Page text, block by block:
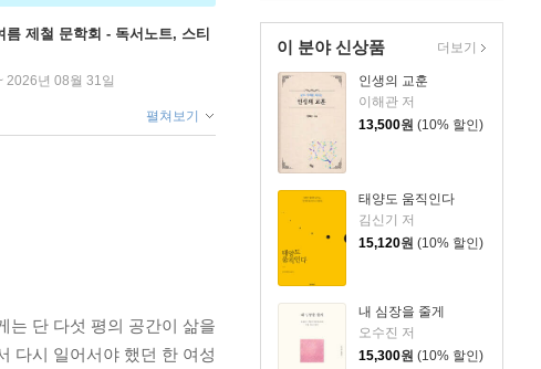
이 분야 신상품
인생의 교훈
이해관 저
13,500원 (10% 할인)
태양도 움직인다
김신기 저
15,120원 (10% 할인)
내 심장을 줄게
오수진 저
15,300원 (10% 할인)
더보기
름 제철 문학회 - 독서노트, 스티
2026년 08월 31일
펼쳐보기
는 단 다섯 평의 공간이 삶을
다시 일어서야 했던 한 여성